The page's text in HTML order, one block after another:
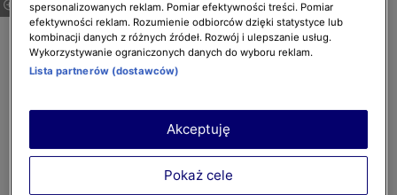
Drugi sezon programu, w którym Michael
Symon rozpala grill, by zachęcić do
przygotowywania dań na świeżym powietrzu.
przyrządzania potraw w takiej formie, dzięki
czemu każdy posiłek będzie pyszny.
Symon gotuje w ogrodzie 2 w każdą niedzielę
spersonalizowanych reklam. Pomiar efektywności treści. Pomiar
efektywności reklam. Rozumienie odbiorców dzięki statystyce lub
kombinacji danych z różnych źródeł. Rozwój i ulepszanie usług.
Wykorzystywanie ograniczonych danych do wyboru reklam.
Lista partnerów (dostawców)
Pokaż cele
Akceptuję